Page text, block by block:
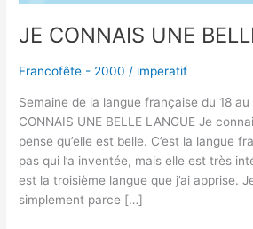
JE CONNAIS UNE
Francofête - 2000 / imperatif
Semaine de la langue française du 18
CONNAIS UNE BELLE LANGUE Je
pense qu’elle est belle. C’est la langue
pas qui l’a inventée, mais elle est très
est la troisième langue que j’ai apprise.
simplement parce […]